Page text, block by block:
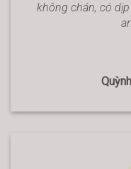
không chán, có